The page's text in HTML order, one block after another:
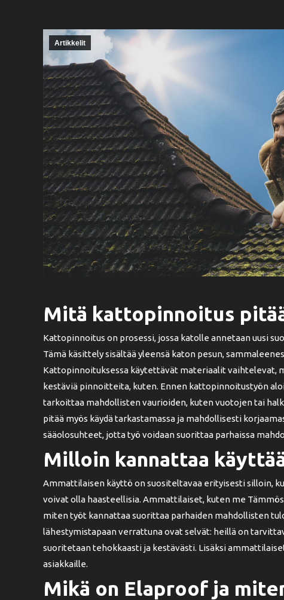
Artikkelit
Mitä kattopinnoitus
Kattopinnoitus on prosessi, jossa katolle annetaan uusi
Tämä käsittely sisältää yleensä katon pesun,
Kattopinnoituksessa käytettävät materiaalit vaihtelevat,
kestäviä pinnoitteita, kuten. Ennen kattopinnoitustyön
tarkoittaa mahdollisten vaurioiden, kuten vuotojen tai
pitää myös käydä tarkastamassa ja mahdollisesti
sääolosuhteet, jotta työ voidaan suorittaa parhaissa
Milloin kannattaa
Ammattilaisen käyttö on suositeltavaa erityisesti silloin,
voivat olla haasteellisia. Ammattilaiset, kuten me
miten työt kannattaa suorittaa parhaiden mahdollisten
lähestymistapaan verrattuna ovat selvät: heillä on
suoritetaan tehokkaasti ja kestävästi. Lisäksi
asiakkaille.
Mikä on Elaproof ja